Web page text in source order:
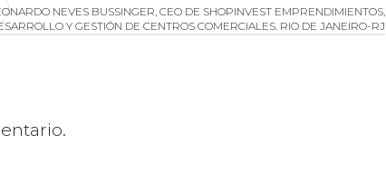
NEVES BUSSINGER, CEO DE SHOPINVEST EMPRENDIMIENTOS,
Y GESTIÓN DE CENTROS COMERCIALES. RIO DE JANEIRO-RJ